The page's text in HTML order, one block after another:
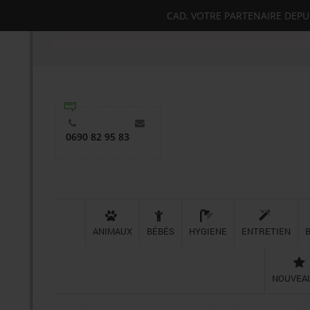
0690 82 95 83
ANIMAUX BÉBÉS HYGIENE ENTRETIEN
CAD, VOTRE PARTENAIRE